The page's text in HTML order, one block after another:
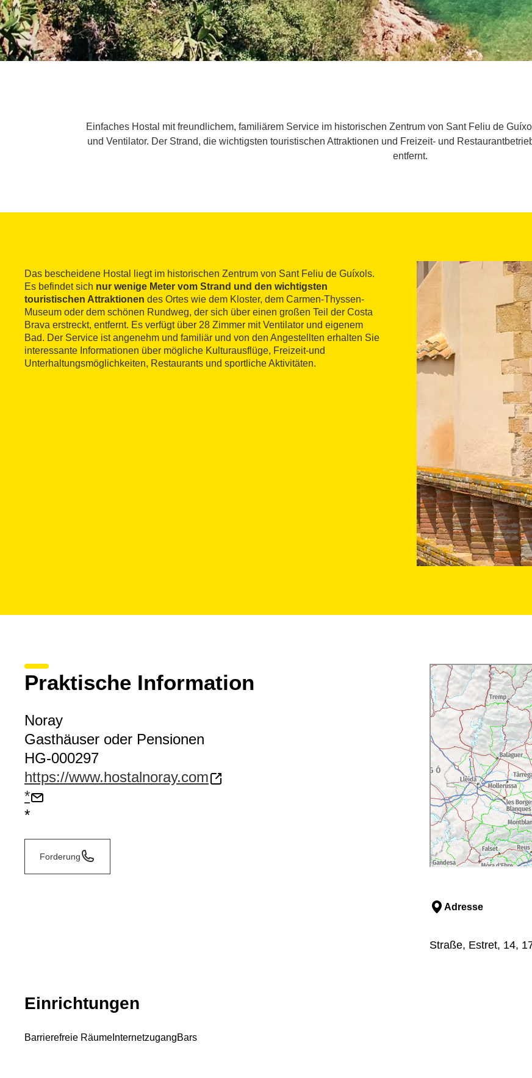
Einfaches Hostal mit freundlichem, familiärem Service im historischen Zentrum von Sant Feliu de
und Ventilator. Der Strand, die wichtigsten touristischen Attraktionen und Freizeit- und
entfernt.
Das bescheidene Hostal liegt im historischen Zentrum von Sant Feliu de Guíxols.
Es befindet sich nur wenige Meter vom Strand und den wichtigsten
touristischen Attraktionen des Ortes wie dem Kloster, dem Carmen-Thyssen-
Museum oder dem schönen Rundweg, der sich über einen großen Teil der Costa
Brava erstreckt, entfernt. Es verfügt über 28 Zimmer mit Ventilator und eigenem
Bad. Der Service ist angenehm und familiär und von den Angestellten erhalten Sie
interessante Informationen über mögliche Kulturausflüge, Freizeit-und
Unterhaltungsmöglichkeiten, Restaurants und sportliche Aktivitäten.
Praktische Information
Noray
Gasthäuser oder Pensionen
HG-000297
https://www.hostalnoray.com
*
*
Forderung
Adresse
Straße, Estret, 14,
Einrichtungen
Barrierefreie Räume InternetzugangBars